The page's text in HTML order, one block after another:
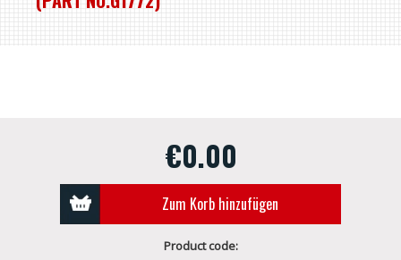
€0.00
Zum Korb hinzufügen
Product code: